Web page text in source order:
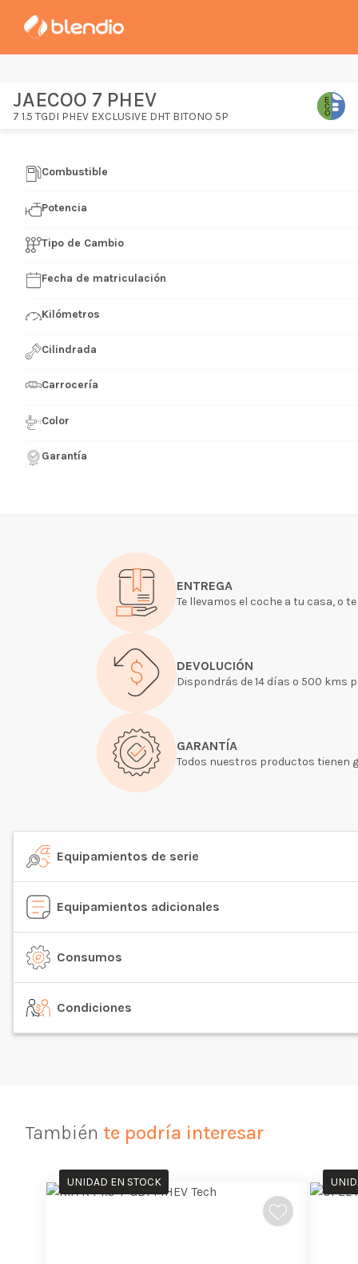
JAECOO 7 PHEV
7 1.5 TGDI PHEV EXCLUSIVE DHT BITONO 5P
ENTREGA
Te llevamos el coche a tu casa, o
DEVOLUCIÓN
Dispondrás de 14 días o 500 kms
GARANTÍA
Todos nuestros productos tienen
Equipamientos de serie
Equipamientos adicionales
Consumos
Condiciones
Combustible
Potencia
Tipo de Cambio
Fecha de matriculación
Kilómetros
Cilindrada
Carrocería
Color
Garantía
También te podría interesar
UNIDAD EN STOCK